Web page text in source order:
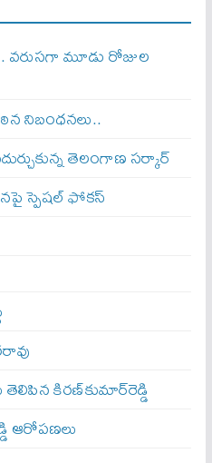
వరుసగా మూడు రోజుల
నిబంధనలు..
తెలంగాణ స‌ర్కార్
స్పెషల్ ఫోకస్
తెలిపిన కిరణ్‌కుమార్‌రెడ్డి
ఆరోపణలు